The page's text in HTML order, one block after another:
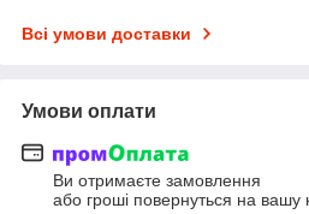
Всі умови доставки
Умови оплати
Ви отримаєте замовлення
або гроші повернуться на вашу